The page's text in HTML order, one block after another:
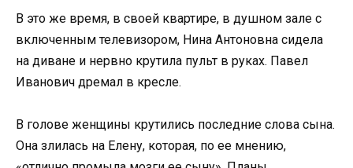
В это же время, в своей квартире, в душном зале с
включенным телевизором, Нина Антоновна сидела
на диване и нервно крутила пульт в руках. Павел
Иванович дремал в кресле.
В голове женщины крутились последние слова сына.
Она злилась на Елену, которая, по ее мнению,